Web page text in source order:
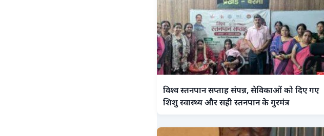
विश्व स्तनपान सप्ताह संपन्न, सेविकाओं को दिए गए
शिशु स्वास्थ्य और सही स्तनपान के गुरमंत्र